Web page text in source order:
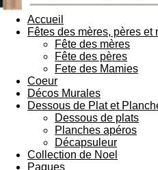
Accueil
Fêtes des mères, pères et
Fête des mères
Fête des pères
Fete des Mamies
Coeur
Décos Murales
Dessous de Plat et
Dessous de plats
Planches apéros
Décapsuleur
Collection de Noel
Paques